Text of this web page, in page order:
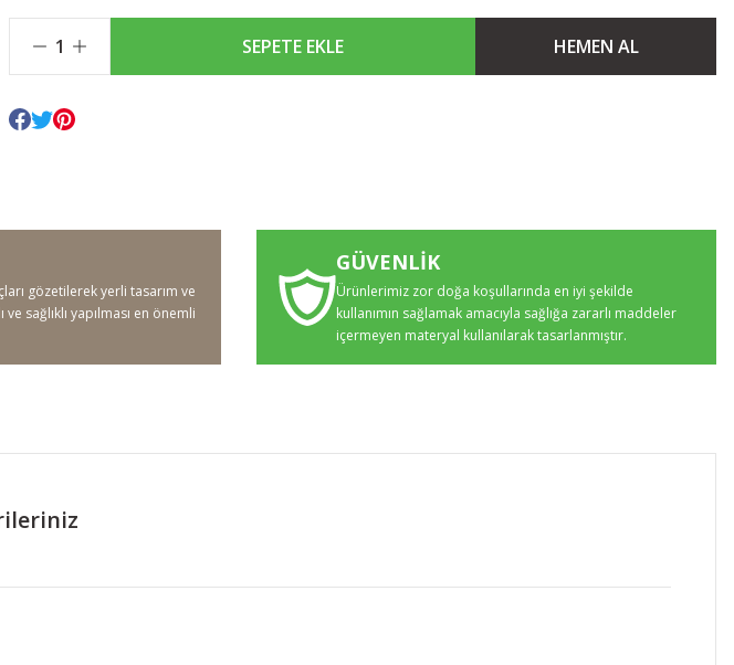
SEPETE EKLE HEMEN AL
gözetilerek yerli tasarım ve
sağlıklı yapılması en önemli
GÜVENLİK
Ürünlerimiz zor doğa koşullarında en iyi şekilde
kullanımın sağlamak amacıyla sağlığa zararlı maddeler
içermeyen materyal kullanılarak tasarlanmıştır.